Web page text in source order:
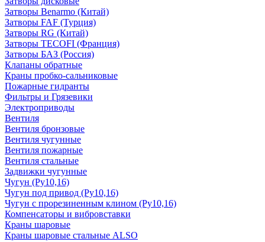
Затворы Benarmo (Китай)
Затворы FAF (Турция)
Затворы RG (Китай)
Затворы TECOFI (Франция)
Затворы БАЗ (Россия)
Клапаны обратные
Краны пробко-сальниковые
Пожарные гидранты
Фильтры и Грязевики
Электроприводы
Вентиля
Вентиля бронзовые
Вентиля чугунные
Вентиля пожарные
Вентиля стальные
Задвижки чугунные
Чугун (Ру10,16)
Чугун под привод (Ру10,16)
Чугун с прорезиненным клином (Ру10,16)
Компенсаторы и вибровставки
Краны шаровые
Краны шаровые стальные ALSO